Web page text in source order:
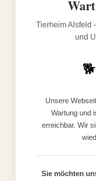
Tierheim Alsfeld
und
Unsere
Wartung und
erreichbar. Wir
Sie möchten